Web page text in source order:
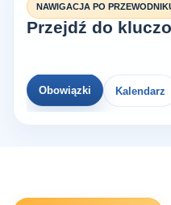
NAWIGACJA PO
Przejdź do
Obowiązki Kalendarz